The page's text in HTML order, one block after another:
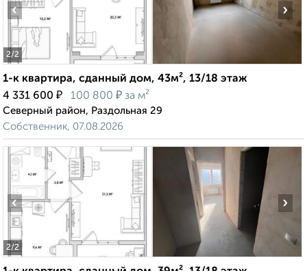
2/2
‹ ›
1-к квартира, сданный дом, 43м², 13/18 этаж
4 331 600 ₽ 100 800 ₽ за м²
Северный район, Раздольная 29
Собственник, 07.08.2026
2/2
‹ ›